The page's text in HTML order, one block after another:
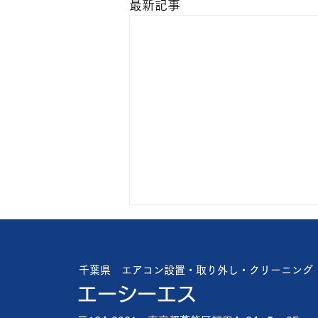
最新記事
楽ですが🥴 やっぱり暑い🥵 お盆
が近いので緊急依頼が多いです🤔
🔧 出来る限り対応したいですが
千葉県 エアコン設置・取り外し・クリーニング
エーシーエス